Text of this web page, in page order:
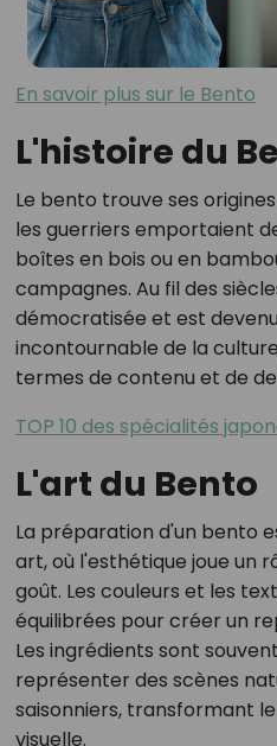
En savoir plus sur le Bento
L'histoire du
Le bento trouve ses
les guerriers emportaient
boîtes en bois ou en
campagnes. Au fil des
démocratisée et est
incontournable de la
termes de contenu et de
TOP 10 des spécialités
L'art du Bento
La préparation d'un bento
art, où l'esthétique joue un
goût. Les couleurs et les
équilibrées pour créer un
Les ingrédients sont
représenter des scènes
saisonniers, transformant
visuelle.